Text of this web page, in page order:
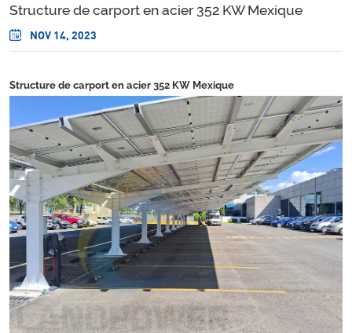
Structure de carport en acier 352 KW Mexique
NOV 14, 2023
Structure de carport en acier 352 KW Mexique